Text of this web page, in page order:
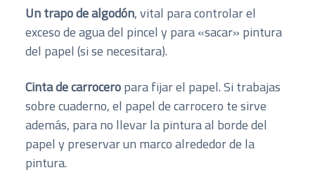
Un trapo de algodón, vital para controlar el
exceso de agua del pincel y para «sacar» pintura
del papel (si se necesitara).
Cinta de carroceropara fijar el papel. Si trabajas
sobre cuaderno, el papel de carrocero te sirve
además, para no llevar la pintura al borde del
papel y preservar un marco alrededor de la
pintura.